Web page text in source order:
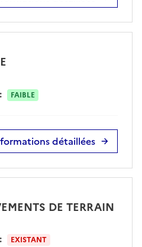
FAIBLE
détaillées
DE TERRAIN
EXISTANT